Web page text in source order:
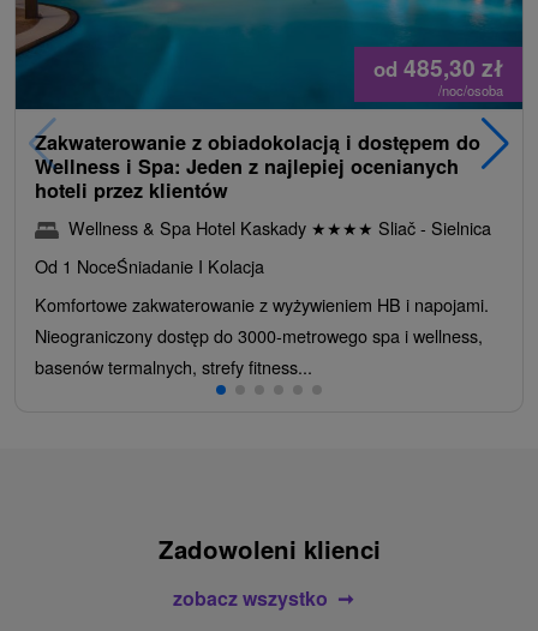
od 485,30 zł
/noc/osoba
Zakwaterowanie z obiadokolacją i dostępem do
Wellness i Spa: Jeden z najlepiej ocenianych
hoteli przez klientów
Wellness & Spa Hotel Kaskady ★★★★ Sliač - Sielnica
Od 1 NoceŚniadanie I Kolacja
Komfortowe zakwaterowanie z wyżywieniem HB i napojami.
Nieograniczony dostęp do 3000-metrowego spa i wellness,
basenów termalnych, strefy fitness...
Zadowoleni klienci
zobacz wszystko